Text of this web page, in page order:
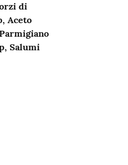
di
Aceto
Salumi